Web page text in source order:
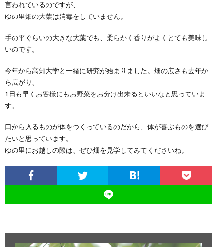
言われているのですが、
ゆの里畑の大葉は消毒をしていません。
手の平ぐらいの大きな大葉でも、柔らかく香りがよくとても美味し
いのです。
今年から高知大学と一緒に研究が始まりました。畑の広さも去年か
ら広がり、
1日も早くお客様にもお野菜をお分け出来るといいなと思っていま
す。
口から入るものが体をつくっているのだから、体が喜ぶものを選び
たいと思っています。
ゆの里にお越しの際は、ぜひ畑を見学してみてくださいね。